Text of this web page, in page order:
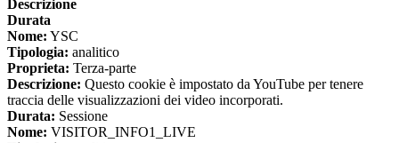
Descrizione
Durata
Nome: YSC
Tipologia: analitico
Proprieta: Terza-parte
Descrizione: Questo cookie è impostato da YouTube per tenere
traccia delle visualizzazioni dei video incorporati.
Durata: Sessione
Nome: VISITOR_INFO1_LIVE